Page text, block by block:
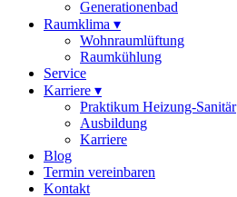
Generationenbad
Raumklima ▾
Wohnraumlüftung
Raumkühlung
Service
Karriere ▾
Praktikum Heizung-Sanitär
Ausbildung
Karriere
Blog
Termin vereinbaren
Kontakt